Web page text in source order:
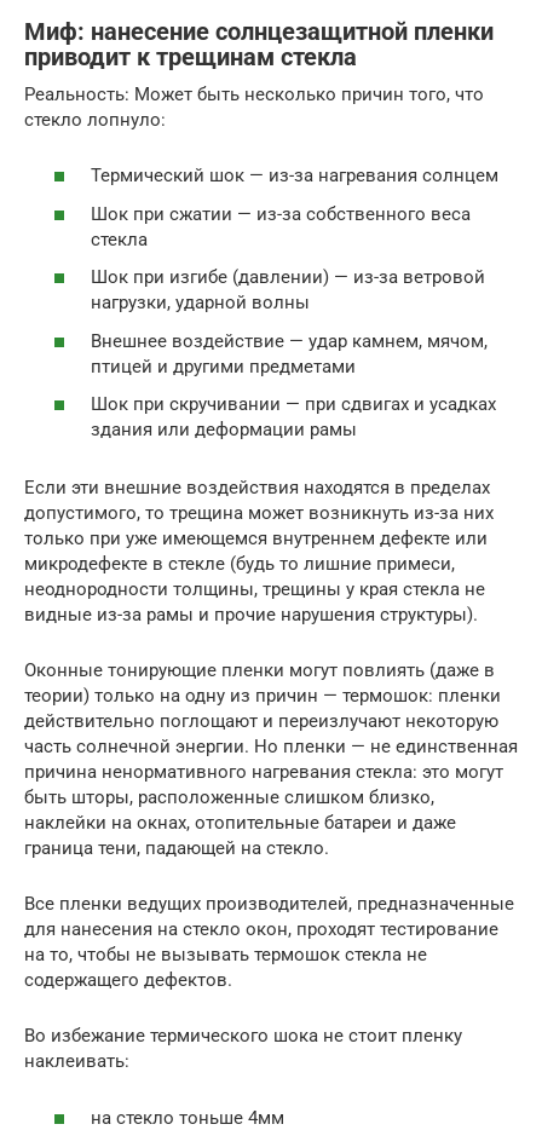
Миф: нанесение солнцезащитной пленки
приводит к трещинам стекла
Реальность: Может быть несколько причин того, что
стекло лопнуло:
Термический шок — из-за нагревания солнцем
Шок при сжатии — из-за собственного веса
стекла
Шок при изгибе (давлении) — из-за ветровой
нагрузки, ударной волны
Внешнее воздействие — удар камнем, мячом,
птицей и другими предметами
Шок при скручивании — при сдвигах и усадках
здания или деформации рамы
Если эти внешние воздействия находятся в пределах
допустимого, то трещина может возникнуть из-за них
только при уже имеющемся внутреннем дефекте или
микродефекте в стекле (будь то лишние примеси,
неоднородности толщины, трещины у края стекла не
видные из-за рамы и прочие нарушения структуры).
Оконные тонирующие пленки могут повлиять (даже в
теории) только на одну из причин — термошок: пленки
действительно поглощают и переизлучают некоторую
часть солнечной энергии. Но пленки — не единственная
причина ненормативного нагревания стекла: это могут
быть шторы, расположенные слишком близко,
наклейки на окнах, отопительные батареи и даже
граница тени, падающей на стекло.
Все пленки ведущих производителей, предназначенные
для нанесения на стекло окон, проходят тестирование
на то, чтобы не вызывать термошок стекла не
содержащего дефектов.
Во избежание термического шока не стоит пленку
наклеивать:
на стекло тоньше 4мм